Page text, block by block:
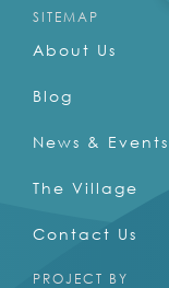
SITEMAP
About Us
Blog
News & Events
The Village
Contact Us
PROJECT BY